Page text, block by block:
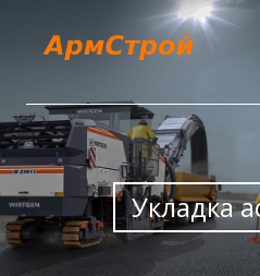
О компании
Услуги
Цены
Контакты
Укладка